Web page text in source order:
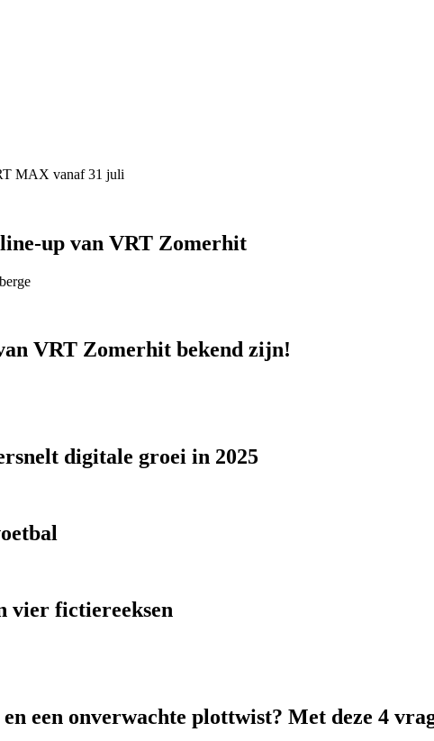
MAX vanaf 31 juli
up van VRT Zomerhit
VRT Zomerhit bekend zijn!
digitale groei in 2025
vier fictiereeksen
een onverwachte plottwist? Met deze 4